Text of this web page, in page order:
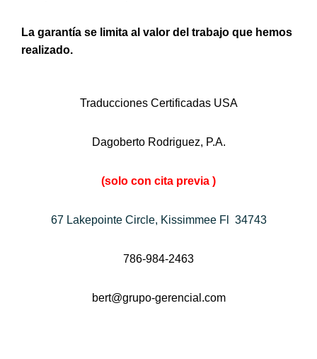
La garantía se limita al valor del trabajo que hemos
realizado.
Traducciones Certificadas USA
Dagoberto Rodriguez, P.A.
(solo con cita previa )
67 Lakepointe Circle, Kissimmee Fl 34743
786-984-2463
bert@grupo-gerencial.com